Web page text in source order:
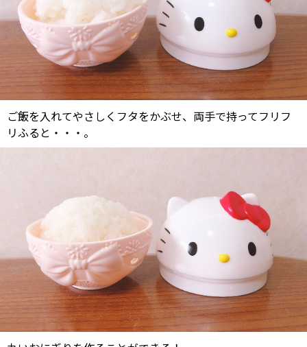
ご飯を入れてやさしくフタをかぶせ、両手で持ってフリフ
リふると・・・。